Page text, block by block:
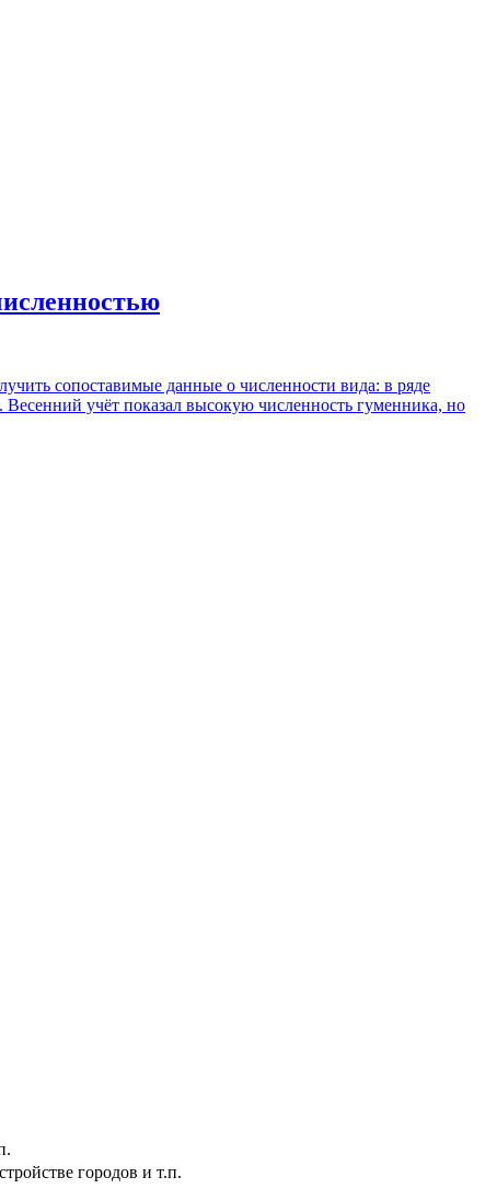
сопоставимые данные о численности вида: в ряде
учёт показал высокую численность гуменника, но
городов и т.п.